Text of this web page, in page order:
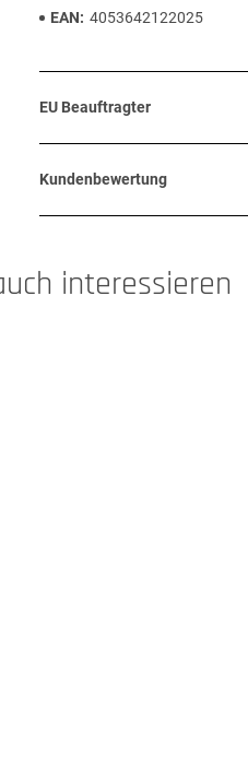
EAN
4053642122025
EU Beauftragter
Kundenbewertung
interessieren